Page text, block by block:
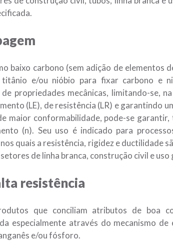
baixo carbono (sem adição de elementos
e/ou nióbio para fixar carbono e
propriedades mecânicas, limitando-se,
(LE), de resistência (LR) e garantindo
maior conformabilidade, pode-se
(n). Seu uso é indicado para
quais a resistência, rigidez e ductilidade
de linha branca, construção civil e uso
resistência
que conciliam atributos de boa
especialmente através do mecanismo
e/ou fósforo.